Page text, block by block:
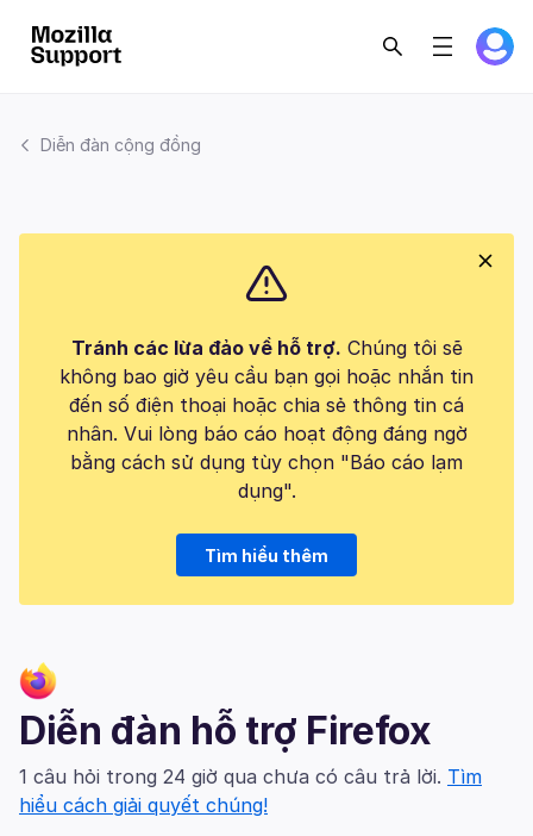
Diễn đàn cộng đồng
Tránh các lừa đảo về hỗ trợ. Chúng tôi sẽ
không bao giờ yêu cầu bạn gọi hoặc nhắn tin
đến số điện thoại hoặc chia sẻ thông tin cá
nhân. Vui lòng báo cáo hoạt động đáng ngờ
bằng cách sử dụng tùy chọn "Báo cáo lạm
dụng".
Tìm hiểu thêm
Diễn đàn hỗ trợ Firefox
1 câu hỏi trong 24 giờ qua chưa có câu trả lời. Tìm
hiểu cách giải quyết chúng!